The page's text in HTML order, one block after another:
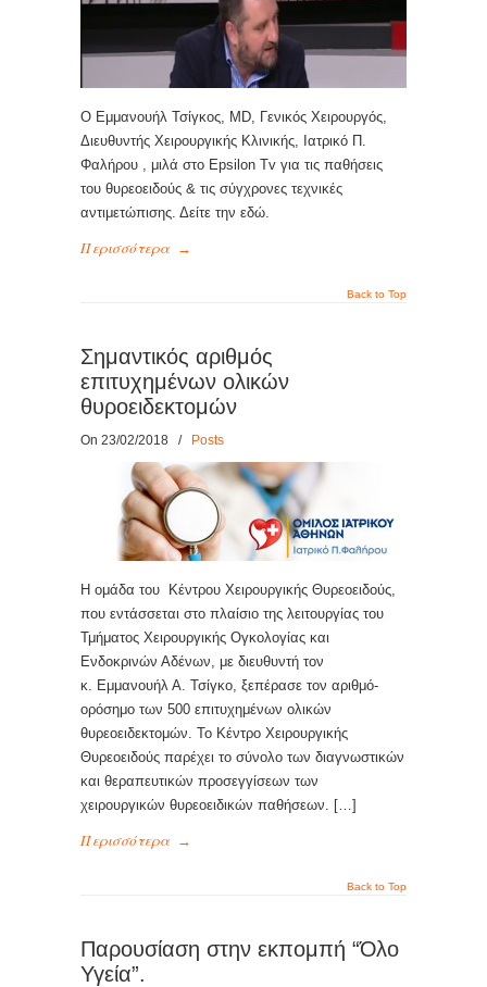
Ο Εμμανουήλ Τσίγκος, MD, Γενικός Χειρουργός,
Διευθυντής Χειρουργικής Κλινικής, Ιατρικό Π.
Φαλήρου , μιλά στο Epsilon Tv για τις παθήσεις
του θυρεοειδούς & τις σύγχρονες τεχνικές
αντιμετώπισης. Δείτε την εδώ.
Περισσότερα →
Back to Top
Σημαντικός αριθμός
επιτυχημένων ολικών
θυροειδεκτομών
On 23/02/2018 / Posts
Η ομάδα του Κέντρου Χειρουργικής Θυρεοειδούς,
που εντάσσεται στο πλαίσιο της λειτουργίας του
Τμήματος Χειρουργικής Ογκολογίας και
Ενδοκρινών Αδένων, με διευθυντή τον
κ. Εμμανουήλ Α. Τσίγκο, ξεπέρασε τον αριθμό-
ορόσημο των 500 επιτυχημένων ολικών
θυρεοειδεκτομών. Το Κέντρο Χειρουργικής
Θυρεοειδούς παρέχει το σύνολο των διαγνωστικών
και θεραπευτικών προσεγγίσεων των
χειρουργικών θυρεοειδικών παθήσεων. […]
Περισσότερα →
Back to Top
Παρουσίαση στην εκπομπή “Όλο
Υγεία”.